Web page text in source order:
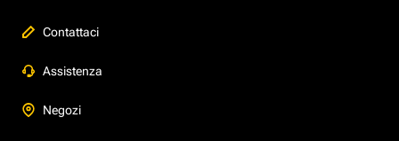
Contattaci
Assistenza
Negozi